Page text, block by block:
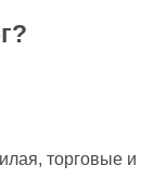
торговые и